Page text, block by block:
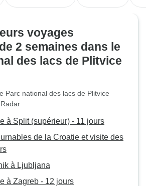
voyages
2 semaines dans le
des lacs de Plitvice
Parc national des lacs de Plitvice
à Split (supérieur) - 11 jours
de la Croatie et visite des
à Ljubljana
à Zagreb - 12 jours